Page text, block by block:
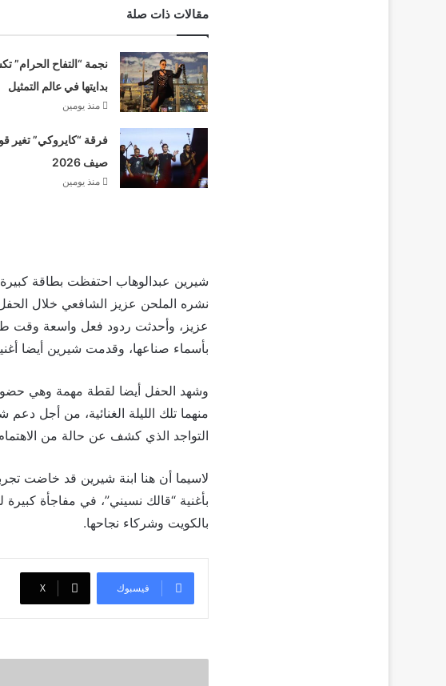
مقالات ذات صلة
نجمة “التفاح الحرام”
بدايتها في عالم التمثيل
منذ يومين
فرقة “كايروكي” تغير
صيف 2026
منذ يومين
شيرين عبدالوهاب احتفظت بطاقة
نشره الملحن عزيز الشافعي خلال
عزيز، وأحدثت ردود فعل واسعة وقت
بأسماء صناعها، وقدمت شيرين أيضا
وشهد الحفل أيضا لقطة مهمة وهي
منهما تلك الليلة الغنائية، من أجل
التواجد الذي كشف عن حالة من
لاسيما أن هنا ابنة شيرين قد خاضت
بأغنية “قالك نسيني”، في مفاجأة كبيرة
بالكويت وشركاء نجاحها.
فيسبوك ‫X